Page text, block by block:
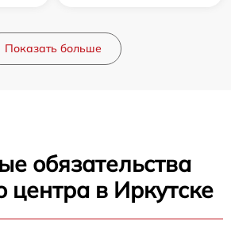
Показать больше
обязательства
центра в Иркутске